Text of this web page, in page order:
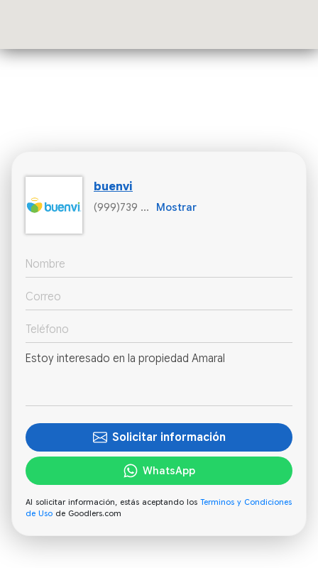
buenvi
(999)739 ... Mostrar
Solicitar información
WhatsApp
Al solicitar información, estás aceptando los Terminos y Condiciones
de Uso de Goodlers.com